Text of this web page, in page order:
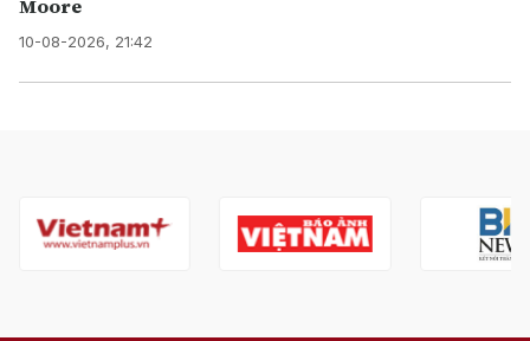
Moore
10-08-2026, 21:42